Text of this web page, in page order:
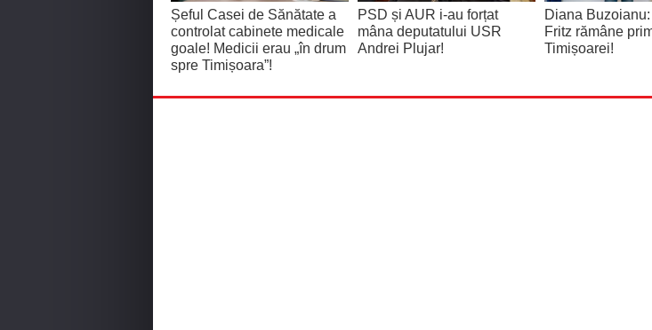
Șeful Casei de Sănătate a
controlat cabinete medicale
goale! Medicii erau „în drum
spre Timișoara”!
PSD și AUR i-au forțat
mâna deputatului USR
Andrei Plujar!
Diana
Fritz rămâne
Timișoarei!